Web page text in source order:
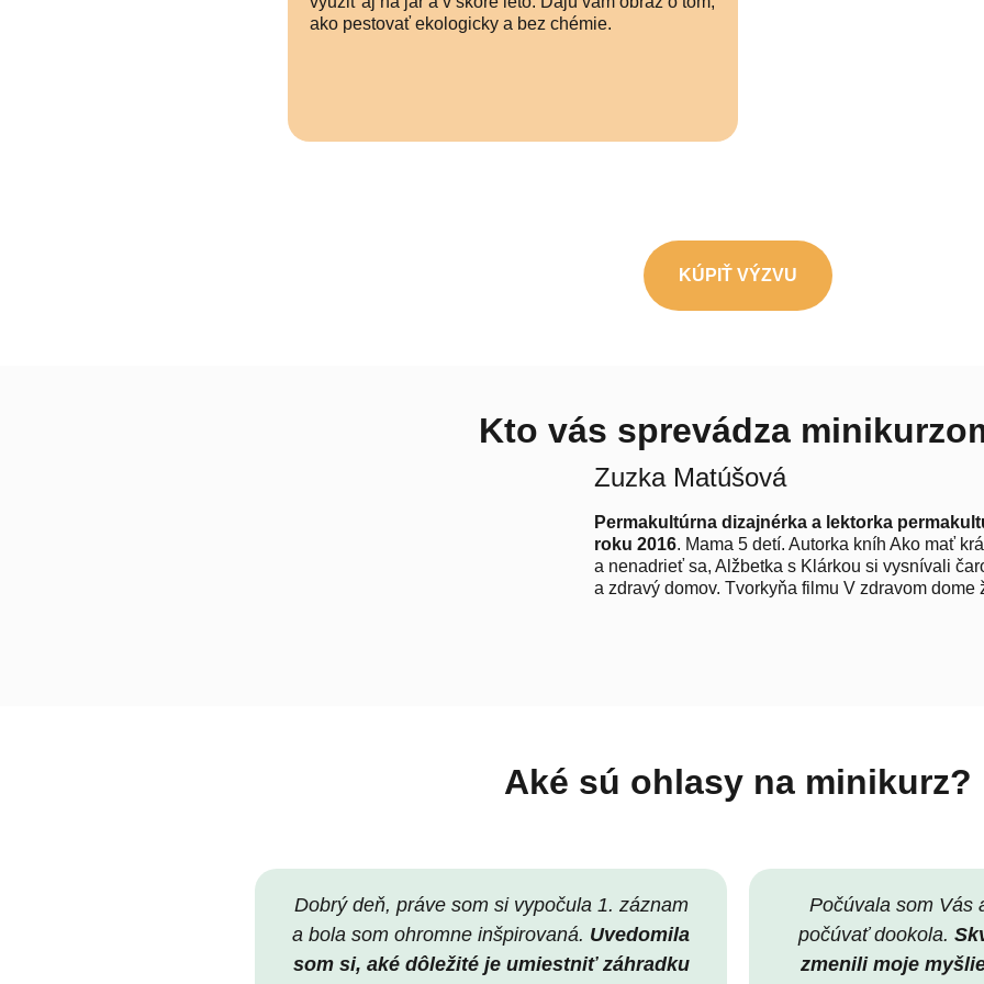
ako pestovať ekologicky a bez chémie.
KÚPIŤ VÝZVU
Kto vás sprevádza
Zuzka Matúšová
Permakultúrna dizajnérka a lektorka
roku 2016. Mama 5 detí. Autorka kníh Ako mať
a nenadrieť sa, Alžbetka s Klárkou si vysnívali
a zdravý domov. Tvorkyňa filmu V zdravom
Aké sú ohlasy na minikurz?
Dobrý deň, práve som si vypočula 1. záznam
a bola som ohromne inšpirovaná. Uvedomila
som si, aké dôležité je umiestniť záhradku
Počúvala som Vás
počúvať dookola.
zmenili moje